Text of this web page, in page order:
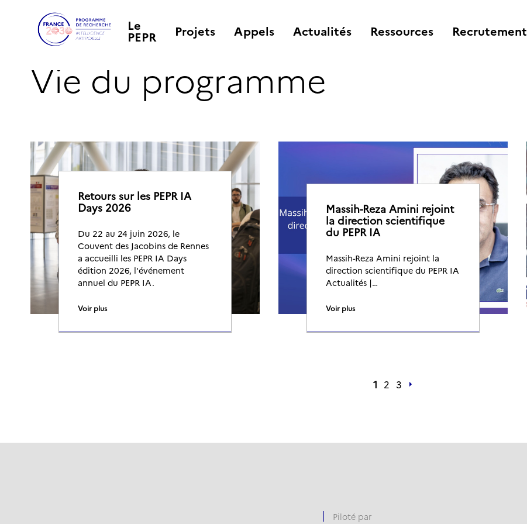
Le
PEPR Projets Appels Actualités Ressources Recrutement
Vie du programme
Retours sur les PEPR IA
Days 2026
Du 22 au 24 juin 2026, le
Couvent des Jacobins de Rennes
a accueilli les PEPR IA Days
édition 2026, l'événement
annuel du PEPR IA.
Voir plus
Massih-Reza Amini rejoint
la direction scientifique
du PEPR IA
Massih-Reza Amini rejoint la
direction scientifique du PEPR IA
Actualités |…
Voir plus
1 2 3
Piloté par